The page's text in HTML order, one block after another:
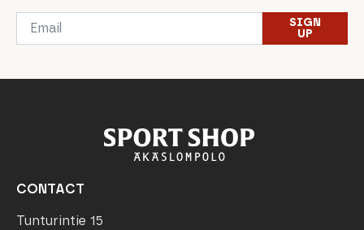
Email
SIGN
UP
CONTACT
Tunturintie 15